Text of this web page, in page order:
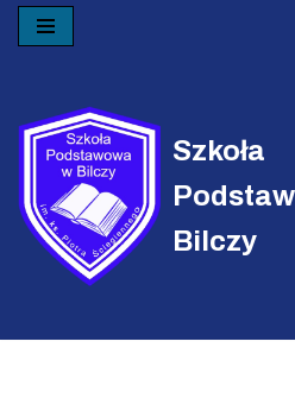
treści
Szkoła
Bilczy